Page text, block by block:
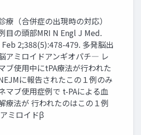
療（合併症の出現時の対応）
目の頭部MRI N Engl J Med.
Feb 2;388(5):478-479. 多発脳出
アミロイドアンギオパチ― レ
ブ使用中にtPA療法が行われた
に報告されたこの１例のみ
マブ使用症例で t-PAによる血
療法が 行われたのはこの１例
ミロイドβ